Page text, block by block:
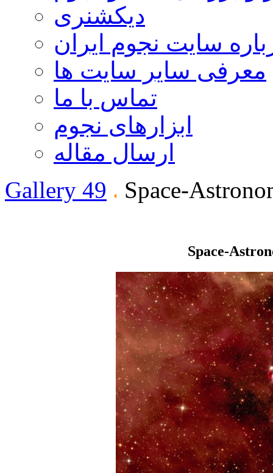
دیکشنری
سایت نجوم ایران
معرفی سایر سایت ها
تماس با ما
ابزارهای نجوم
ارسال مقاله
Gallery 49
Space-
Space-